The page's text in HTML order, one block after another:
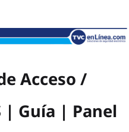
Acceso /
Guía | Panel